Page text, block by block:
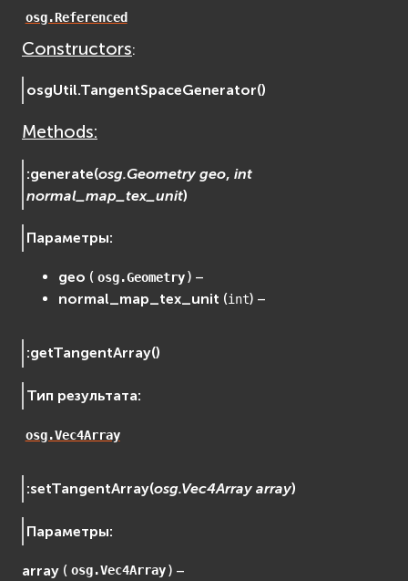
EVosgUtil
EVosgViewer
osgAnimation
osgGA
osgShadow
osgText
osgUtil
Физика (Physics)
bullet
fs
Сеть (Network)
EVremoted
osg.Referenced
Constructors:
osgUtil.TangentSpaceGenerator()
Methods:
:generate(osg.Geometry geo,int
normal_map_tex_unit)
Параметры:
geo ( osg.Geometry ) –
normal_map_tex_unit (int) –
:getTangentArray()
Тип результата:
osg.Vec4Array
:setTangentArray(osg.Vec4Array array)
Параметры:
array ( osg.Vec4Array ) –